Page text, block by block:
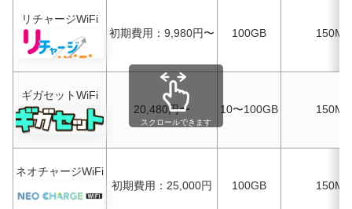
リチャージWiFi
初期費用：9,980円〜
100GB
ギガセットWiFi
20,480円〜
10〜100GB
ネオチャージWiFi
初期費用：25,000円
100GB
スクロールできます